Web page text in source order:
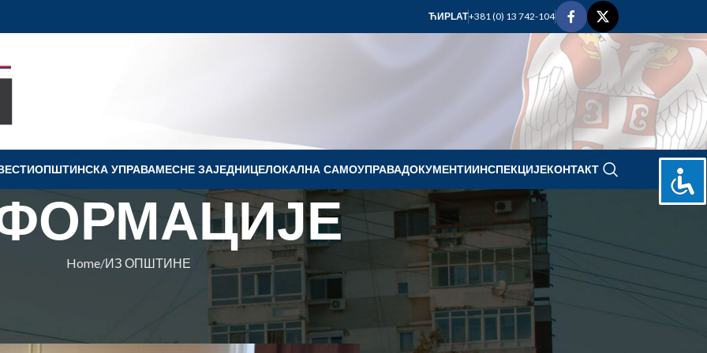
ЋИРLAT+381 (0) 13 742-104
OПШТИНСКА УПРАВАМЕСНЕ ЗАЈЕДНИЦЕЛОКАЛНА САМОУПРАВАДОКУМЕНТИИНСПЕКЦИЈЕКОНТАКТ
Home ИЗ ОПШТИНЕ
УПРАВУ НА ЛОКАЛУ
Ковин On 8. februar 2020.
februar 2020.
U S Č P